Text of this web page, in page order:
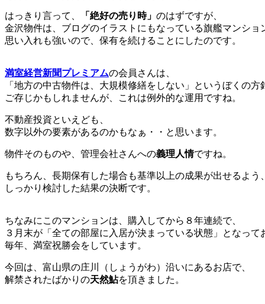
はっきり言って、 「絶好の売り時」 のはずですが、
金沢物件は、ブログのイラストにもなっている旗艦マンショ
思い入れも強いので、保有を続けることにしたのです。
満室経営新聞プレミアムの会員さんは、
「地方の中古物件は、大規模修繕をしない」というぼくの方
ご存じかもしれませんが、これは例外的な運用ですね。
不動産投資といえども、
数字以外の要素があるのかもなぁ・・と思います。
物件そのものや、管理会社さんへの義理人情ですね。
もちろん、長期保有した場合も基準以上の成果が出せるよう、
しっかり検討した結果の決断です。
ちなみにこのマンションは、購入してから８年連続で、
３月末が「全ての部屋に入居が決まっている状態」となって
毎年、満室祝勝会をしています。
今回は、富山県の庄川（しょうがわ）沿いにあるお店で、
解禁されたばかりの天然鮎を頂きました。